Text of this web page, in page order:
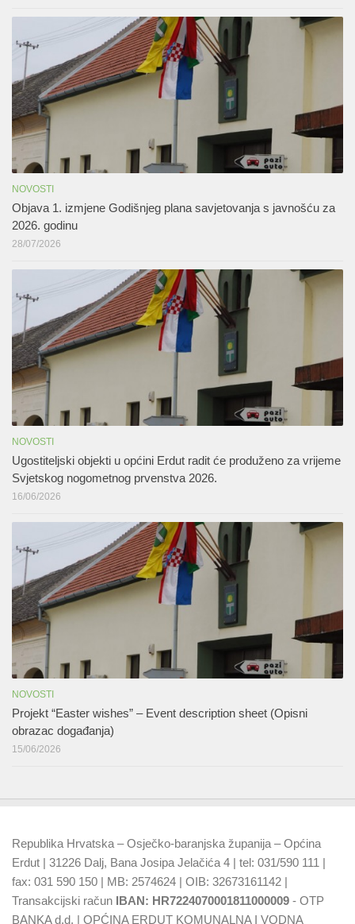
NOVOSTI
Objava 1. izmjene Godišnjeg plana savjetovanja s javnošću za
2026. godinu
28/07/2026
NOVOSTI
Ugostiteljski objekti u općini Erdut radit će produženo za vrijeme
Svjetskog nogometnog prvenstva 2026.
16/06/2026
NOVOSTI
Projekt “Easter wishes” – Event description sheet (Opisni
obrazac događanja)
15/06/2026
Republika Hrvatska – Osječko-baranjska županija – Općina
Erdut | 31226 Dalj, Bana Josipa Jelačića 4 | tel: 031/590 111 |
fax: 031 590 150 | MB: 2574624 | OIB: 32673161142 |
Transakcijski račun IBAN: HR7224070001811000009 - OTP
BANKA d.d. | OPĆINA ERDUT KOMUNALNA I VODNA